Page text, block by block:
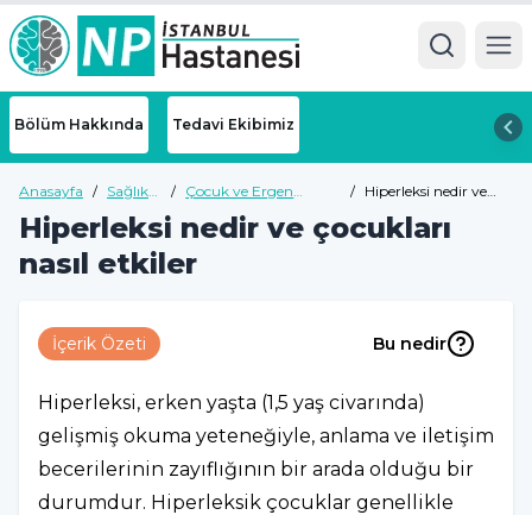
Bölüm Hakkında Tedavi Ekibimiz
Anasayfa / Sağlık
/ Çocuk ve Ergen
Rehberi
/
Hiperleksi nedir ve
Hiperleksi nedir ve çocukları
nasıl etkiler
İçerik Özeti Bu nedir
Hiperleksi, erken yaşta (1,5 yaş civarında)
gelişmiş okuma yeteneğiyle, anlama ve iletişim
becerilerinin zayıflığının bir arada olduğu bir
durumdur. Hiperleksik çocuklar genellikle